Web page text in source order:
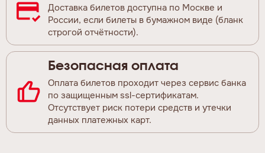
Доставка билетов доступна по Москве и
России, если билеты в бумажном виде (бланк
строгой отчётности).
Безопасная оплата
Оплата билетов проходит через сервис банка
по защищенным ssl-сертификатам.
Отсутствует риск потери средств и утечки
данных платежных карт.